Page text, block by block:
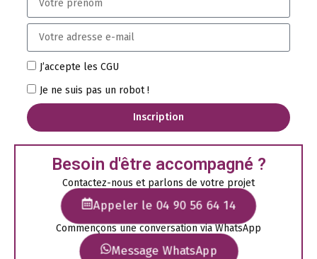
J’accepte les CGU
Je ne suis pas un robot !
Inscription
Besoin d'être accompagné ?
Contactez-nous et parlons de votre projet
Appeler le 04 90 56 64 14
Commençons une conversation via WhatsApp
Message WhatsApp